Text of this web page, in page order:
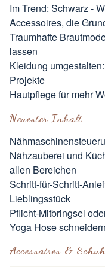
Im Trend: Schwarz -
Accessoires, die
Traumhafte
lassen
Kleidung
Projekte
Hautpflege für mehr
Neuester Inhalt
Nähzauberei und
allen Bereichen
Schritt-für-Schritt-
Lieblingsstück
Pflicht-Mitbringsel
Yoga Hose schneidern
Accessoires &